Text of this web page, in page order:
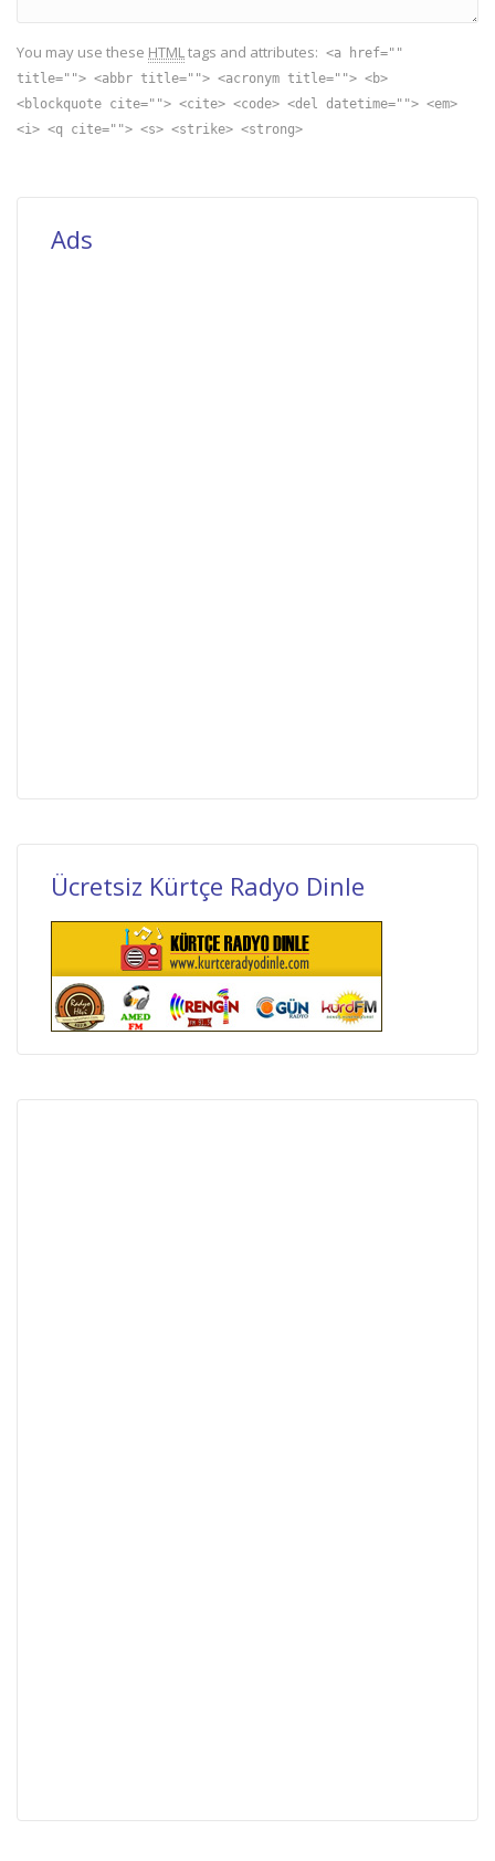
You may use these HTMLtags and attributes: <a href=""
title=""> <abbr title=""> <acronym title=""> <b>
<blockquote cite=""> <cite> <code> <del datetime=""> <em>
<i> <q cite=""> <s> <strike> <strong>
Ads
Ücretsiz Kürtçe Radyo Dinle